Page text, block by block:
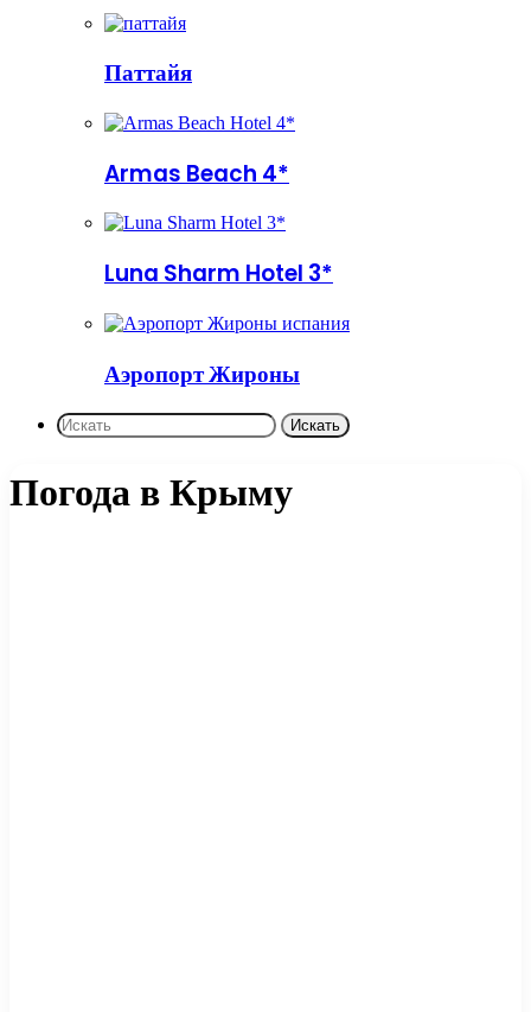
Паттайя
Armas Beach 4*
Luna Sharm Hotel 3*
Аэропорт Жироны
Искать
Погода в Крыму